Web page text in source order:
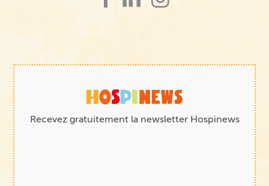
Recevez gratuitement la newsletter Hospinews